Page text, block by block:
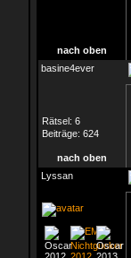
nach oben
basine4ever
Rätsel: 6
Beiträge: 624
nach oben
Lyssan